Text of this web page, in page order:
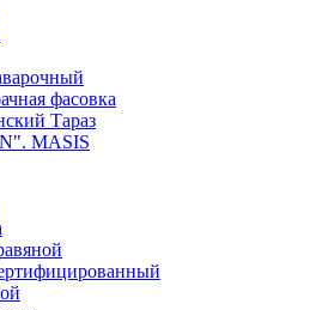
фасовка
Тараз
MASIS